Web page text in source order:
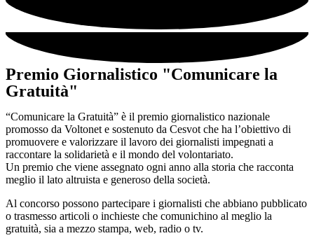
Premio Giornalistico "Comunicare la
Gratuità"​
“Comunicare la Gratuità” è il premio giornalistico nazionale
promosso da Voltonet e sostenuto da Cesvot che ha l’obiettivo di
promuovere e valorizzare il lavoro dei giornalisti impegnati a
raccontare la solidarietà e il mondo del volontariato.
Un premio che viene assegnato ogni anno alla storia che racconta
meglio il lato altruista e generoso della società.
Al concorso possono partecipare i giornalisti che abbiano pubblicato
o trasmesso articoli o inchieste che comunichino al meglio la
gratuità, sia a mezzo stampa, web, radio o tv.